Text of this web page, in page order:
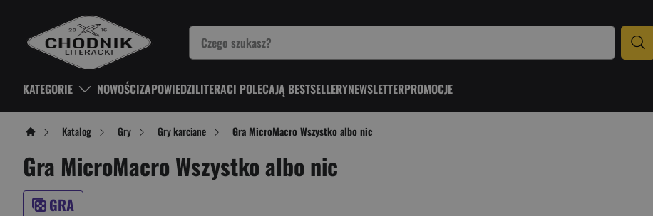
KATEGORIE NOWOŚCIZAPOWIEDZILITERACI POLECAJĄ BESTSELLERYNEWSLETTERPROMOCJE
Katalog Gry Gry karciane Gra MicroMacro Wszystko albo nic
Gra MicroMacro Wszystko albo nic
GRA